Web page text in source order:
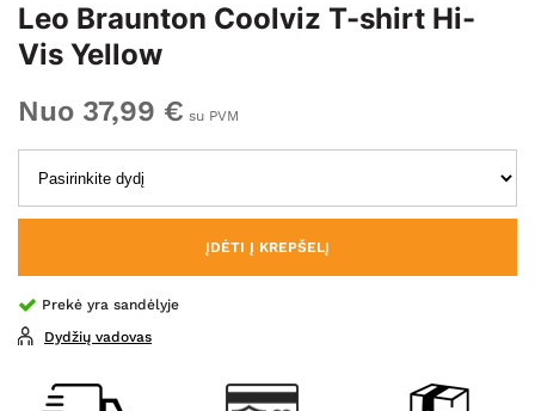
Leo Braunton Coolviz T-shirt Hi-
Vis Yellow
Nuo 37,99 € su PVM
ĮDĖTI Į KREPŠELĮ
Prekė yra sandėlyje
Dydžių vadovas